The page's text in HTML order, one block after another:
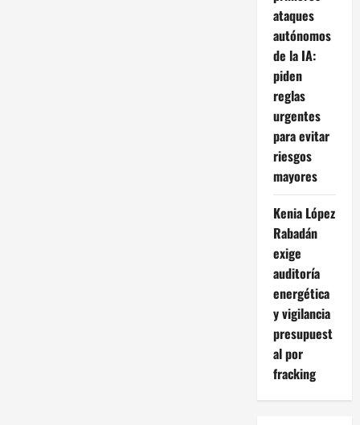
ataques
autónomos
de la IA:
piden
reglas
urgentes
para evitar
riesgos
mayores
Kenia López
Rabadán
exige
auditoría
energética
y vigilancia
presupuest
al por
fracking